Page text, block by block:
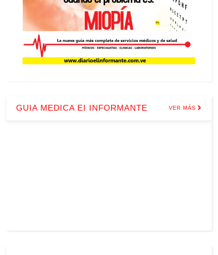
GUIA MEDICA EI INFORMANTE VER MÁS